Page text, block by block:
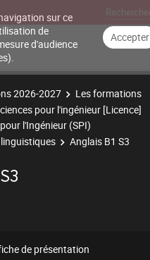
sur ce
de
d'audience
Accepter
2026-2027
Les formations
pour l'ingénieur [Licence]
l'Ingénieur (SPI)
Anglais B1 S3
de présentation